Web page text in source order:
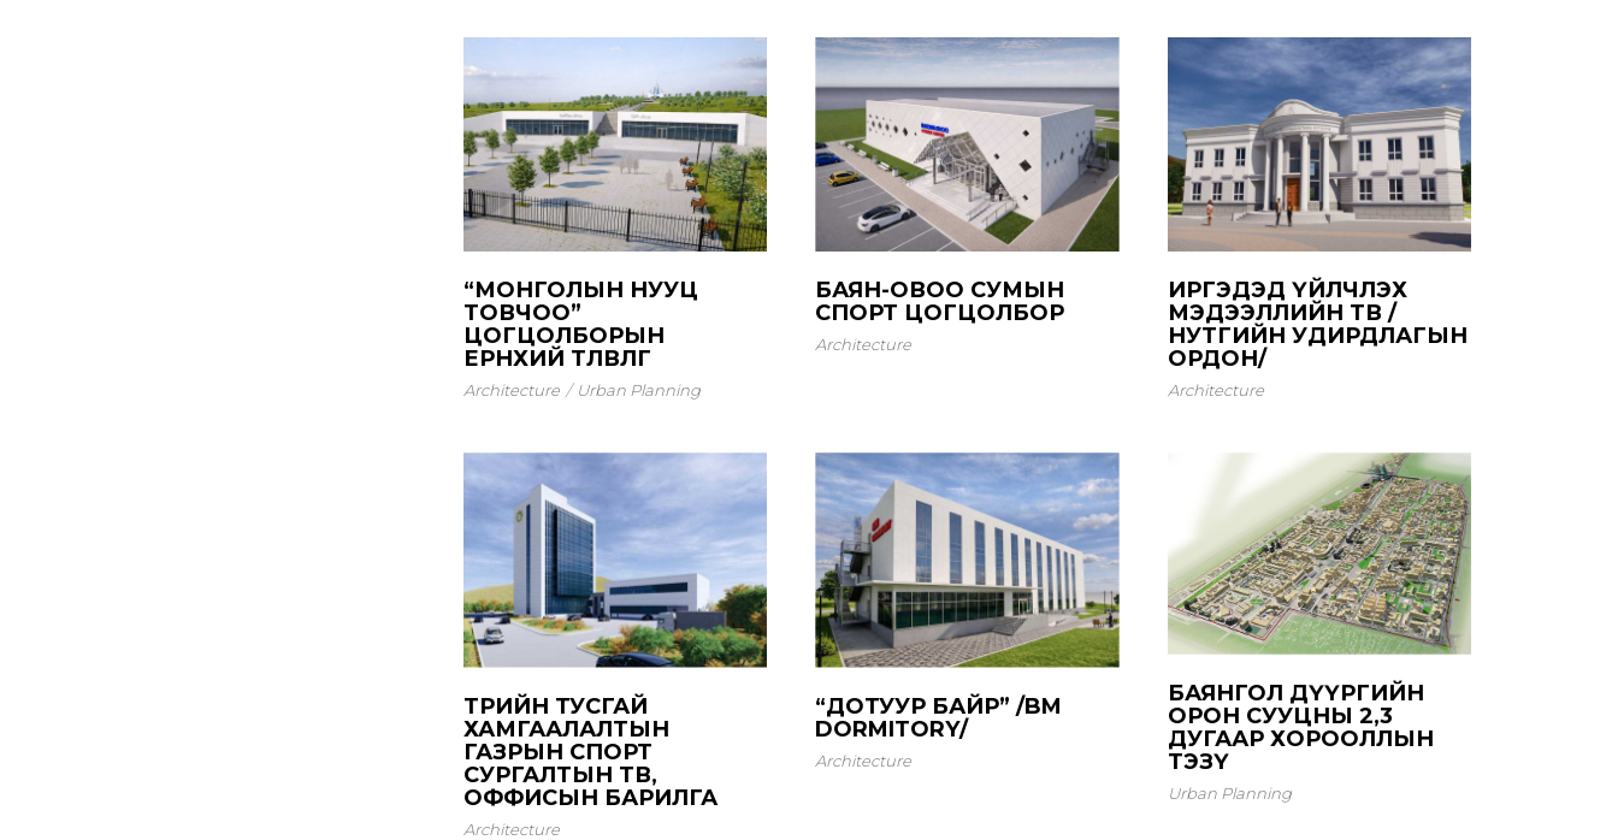
“МОНГОЛЫН НУУЦ
ТОВЧОО”
ЦОГЦОЛБОРЫН
ЕРӨНХИЙ ТӨЛӨВЛӨГӨӨ
Architecture Urban Planning
БАЯН-ОВОО СУМЫН
СПОРТ ЦОГЦОЛБОР
Architecture
ИРГЭДЭД ҮЙЛЧЛЭХ
МЭДЭЭЛЛИЙН ТӨВ /
НУТГИЙН УДИРДЛАГЫН
ОРДОН/
Architecture
TӨРИЙН ТУСГАЙ
ХАМГААЛАЛТЫН
ГАЗРЫН СПОРТ
СУРГАЛТЫН ТӨВ,
ОФФИСЫН БАРИЛГА
Architecture
“ДОТУУР БАЙР” /BM
DORMITORY/
Architecture
БАЯНГОЛ ДҮҮРГИЙН
ОРОН СУУЦНЫ 2,3
ДУГААР ХОРООЛЛЫН
ТЭЗҮ
Urban Planning